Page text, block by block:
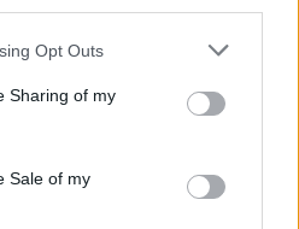
app uses one or more Google
behaviour. You may click to
and its third-party tags to
purposes in below Google
Opt Outs
Sharing of my
Sale of my